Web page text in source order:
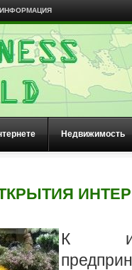
ИНФОРМАЦИЯ
Недвижимость
К